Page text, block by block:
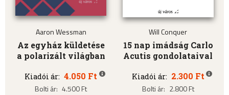
Aaron Wessman
Az egyház küldetése
a polarizált világban
Kiadói ár: 4.050 Ft
Bolti ár: 4.500 Ft
Will Conquer
15 nap imádság Carlo
Acutis gondolataival
Kiadói ár: 2.300 Ft
Bolti ár: 2.800 Ft